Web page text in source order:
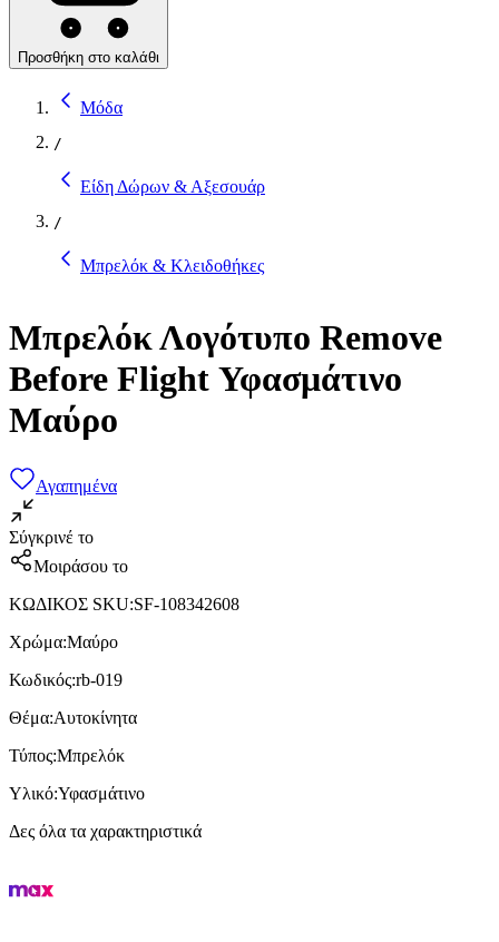
Προσθήκη στο καλάθι
Μόδα
/
Είδη Δώρων & Αξεσουάρ
/
Μπρελόκ & Κλειδοθήκες
Μπρελόκ Λογότυπο Remove
Before Flight Υφασμάτινο
Μαύρο
Αγαπημένα
Σύγκρινέ το
Μοιράσου το
ΚΩΔΙΚΟΣ SKU:SF-108342608
Χρώμα:Μαύρο
Κωδικός:rb-019
Θέμα:Αυτοκίνητα
Τύπος:Μπρελόκ
Υλικό:Υφασμάτινο
Δες όλα τα χαρακτηριστικά